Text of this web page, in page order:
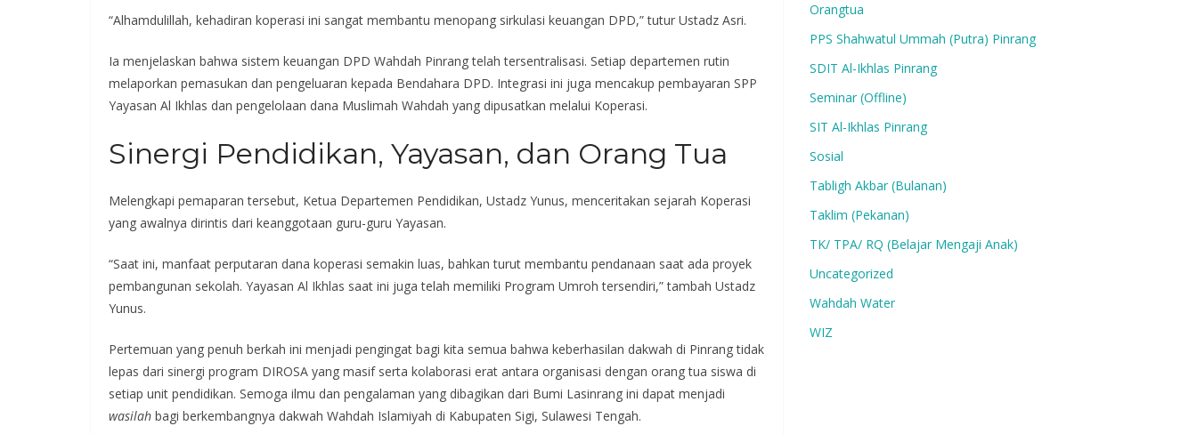
“Alhamdulillah, kehadiran koperasi ini sangat membantu menopang sirkulasi keuangan DPD,” tutur Ustadz Asri.
Ia menjelaskan bahwa sistem keuangan DPD Wahdah Pinrang telah tersentralisasi. Setiap departemen rutin
melaporkan pemasukan dan pengeluaran kepada Bendahara DPD. Integrasi ini juga mencakup pembayaran SPP
Yayasan Al Ikhlas dan pengelolaan dana Muslimah Wahdah yang dipusatkan melalui Koperasi.
Sinergi Pendidikan, Yayasan, dan Orang Tua
Melengkapi pemaparan tersebut, Ketua Departemen Pendidikan, Ustadz Yunus, menceritakan sejarah Koperasi
yang awalnya dirintis dari keanggotaan guru-guru Yayasan.
“Saat ini, manfaat perputaran dana koperasi semakin luas, bahkan turut membantu pendanaan saat ada proyek
pembangunan sekolah. Yayasan Al Ikhlas saat ini juga telah memiliki Program Umroh tersendiri,” tambah Ustadz
Yunus.
Pertemuan yang penuh berkah ini menjadi pengingat bagi kita semua bahwa keberhasilan dakwah di Pinrang tidak
lepas dari sinergi program DIROSA yang masif serta kolaborasi erat antara organisasi dengan orang tua siswa di
setiap unit pendidikan. Semoga ilmu dan pengalaman yang dibagikan dari Bumi Lasinrang ini dapat menjadi
wasilah bagi berkembangnya dakwah Wahdah Islamiyah di Kabupaten Sigi, Sulawesi Tengah.
Orangtua
PPS Shahwatul Ummah (Putra) Pinrang
SDIT Al-Ikhlas Pinrang
Seminar (Offline)
SIT Al-Ikhlas Pinrang
Sosial
Tabligh Akbar (Bulanan)
Taklim (Pekanan)
TK/ TPA/ RQ (Belajar Mengaji Anak)
Uncategorized
Wahdah Water
WIZ